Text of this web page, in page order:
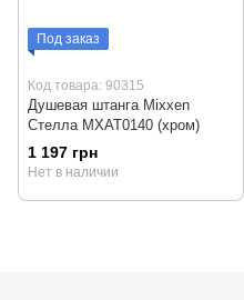
Под заказ
Код товара: 90315
Душевая штанга Mixxen
Стелла MXAT0140 (хром)
1 197 грн
Нет в наличии